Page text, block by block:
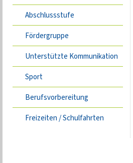
Abschlussstufe
Fördergruppe
Unterstützte Kommunikation
Sport
Berufsvorbereitung
Freizeiten / Schulfahrten